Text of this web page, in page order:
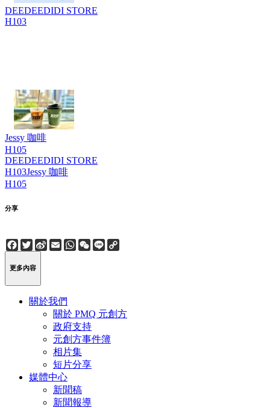
DEEDEEDIDI STORE
H103
Jessy 咖啡
H105
DEEDEEDIDI STORE
H103Jessy 咖啡
H105
分享
Facebook
Twitter
Sina
Weibo
EmailWhatsApp
WeChat
Line
更多內容
關於我們
關於 PMQ 元創方
政府支持
元創方事件簿
相片集
短片分享
媒體中心
新聞稿
新聞報導